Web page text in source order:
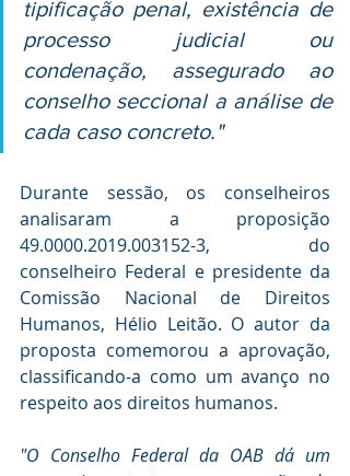
tipificação penal, existência de
processo judicial ou
condenação, assegurado ao
conselho seccional a análise de
cada caso concreto."
Durante sessão, os conselheiros
analisaram a proposição
49.0000.2019.003152-3, do
conselheiro Federal e presidente da
Comissão Nacional de Direitos
Humanos, Hélio Leitão. O autor da
proposta comemorou a aprovação,
classificando-a como um avanço no
respeito aos direitos humanos.
"O Conselho Federal da OAB dá um